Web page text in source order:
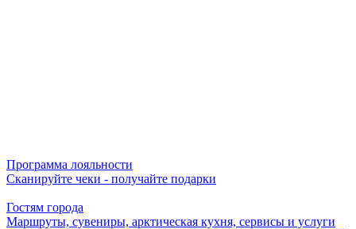
Программа лояльности
Сканируйте чеки - получайте подарки
Гостям города
Маршруты, сувениры, арктическая кухня, сервисы и услуги